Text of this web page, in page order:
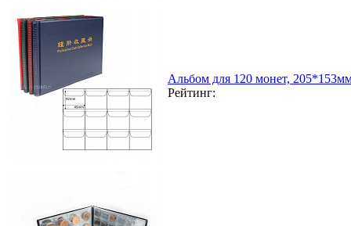
Альбом для 120 монет,
Рейтинг: